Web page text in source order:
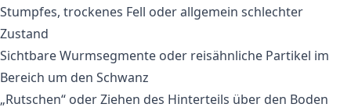
Stumpfes, trockenes Fell oder allgemein schlechter
Zustand
Sichtbare Wurmsegmente oder reisähnliche Partikel im
Bereich um den Schwanz
„Rutschen“ oder Ziehen des Hinterteils über den Boden